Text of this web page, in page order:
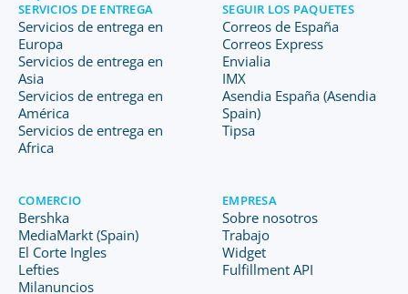
SERVICIOS DE ENTREGA
Servicios de entrega en
Europa
Servicios de entrega en
Asia
Servicios de entrega en
América
Servicios de entrega en
Africa
SEGUIR LOS PAQUETES
Correos de España
Correos Express
Envialia
IMX
Asendia España (Asendia
Spain)
Tipsa
COMERCIO
Bershka
MediaMarkt (Spain)
El Corte Ingles
Lefties
Milanuncios
EMPRESA
Sobre nosotros
Trabajo
Widget
Fulfillment API